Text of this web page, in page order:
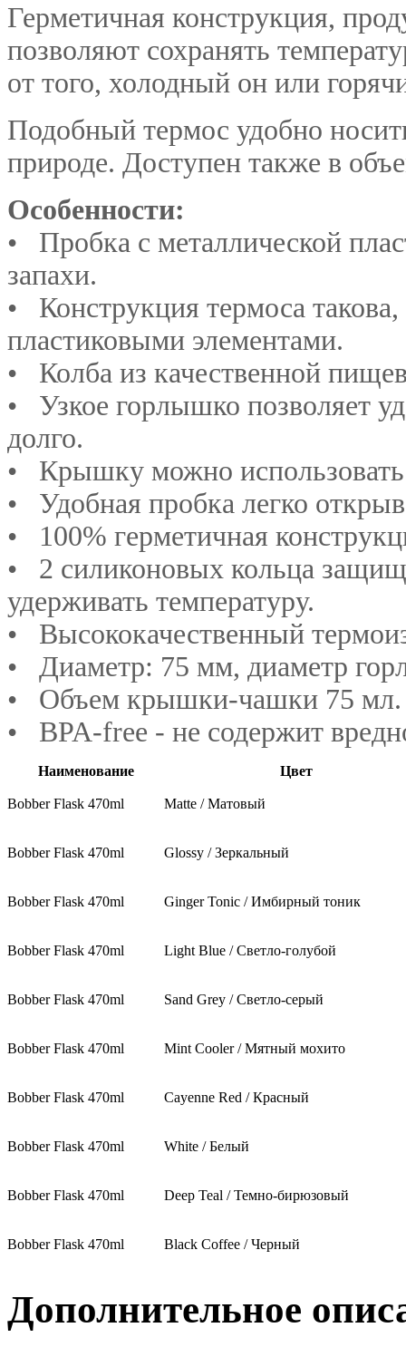
Герметичная конструкция,
позволяют сохранять
от того, холодный он или
Подобный термос удобно
природе. Доступен также в
Особенности:
• Пробка с металлической
запахи.
• Конструкция термоса
пластиковыми элементами.
• Колба из качественной
• Узкое горлышко позволяет
долго.
• Крышку можно
• Удобная пробка легко
• 100% герметичная
• 2 силиконовых кольца
удерживать температуру.
• Высококачественный
• Диаметр: 75 мм, диаметр
• Объем крышки-чашки 75 мл.
• BPA-free - не содержит
Наименование Цвет
Bobber Flask 470ml Matte / Матовый
Bobber Flask 470ml Glossy / Зеркальный
Bobber Flask 470ml Ginger Tonic / Имбирный тоник
Bobber Flask 470ml Light Blue / Светло-голубой
Bobber Flask 470ml Sand Grey / Светло-серый
Bobber Flask 470ml Mint Cooler / Мятный мохито
Bobber Flask 470ml Cayenne Red / Красный
Bobber Flask 470ml White / Белый
Bobber Flask 470ml Deep Teal / Темно-бирюзовый
Bobber Flask 470ml Black Coffee / Черный
Дополнительное